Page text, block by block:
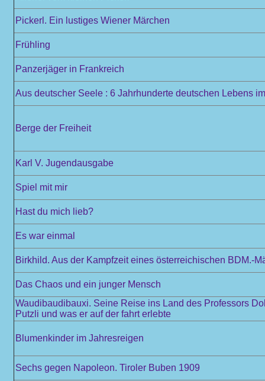
Pickerl. Ein lustiges Wiener Märchen
Frühling
Panzerjäger in Frankreich
Aus deutscher Seele : 6 Jahrhunderte deutschen Lebens
Berge der Freiheit
Karl V. Jugendausgabe
Spiel mit mir
Hast du mich lieb?
Es war einmal
Birkhild. Aus der Kampfzeit eines österreichischen BDM.-
Das Chaos und ein junger Mensch
Waudibaudibauxi. Seine Reise ins Land des Professors
Putzli und was er auf der fahrt erlebte
Blumenkinder im Jahresreigen
Sechs gegen Napoleon. Tiroler Buben 1909